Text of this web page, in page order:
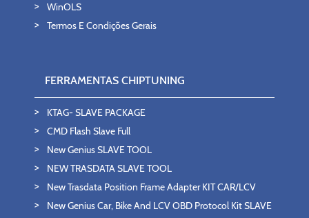
WinOLS
Termos E Condições Gerais
FERRAMENTAS CHIPTUNING
KTAG- SLAVE PACKAGE
CMD Flash Slave Full
New Genius SLAVE TOOL
NEW TRASDATA SLAVE TOOL
New Trasdata Position Frame Adapter KIT CAR/LCV
New Genius Car, Bike And LCV OBD Protocol Kit SLAVE